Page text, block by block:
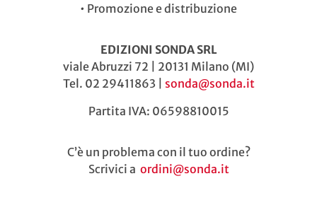
• Promozione e distribuzione
EDIZIONI SONDA SRL
viale Abruzzi 72 | 20131 Milano (MI)
Tel. 02 29411863 | sonda@sonda.it
Partita IVA: 06598810015
C’è un problema con il tuo ordine?
Scrivici a ordini@sonda.it